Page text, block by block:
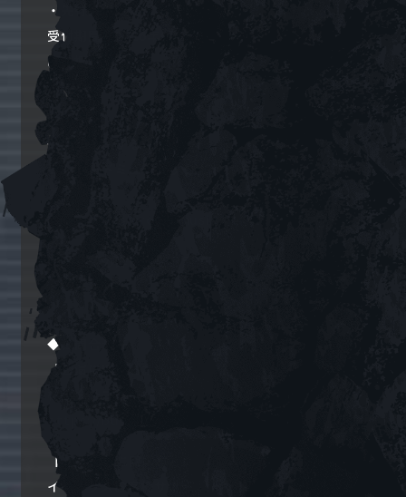
・先行抽選（受付終了）
受付期間：2026年6月12日(金) 12:00 ～ 7月20日
(月･祝) 23:59
◆公演に関する注意事項
◆お問合せ先
【公演に関するお問い合わせ】
【チケットに関するお問い合わせ】
イープラスお客様サポート